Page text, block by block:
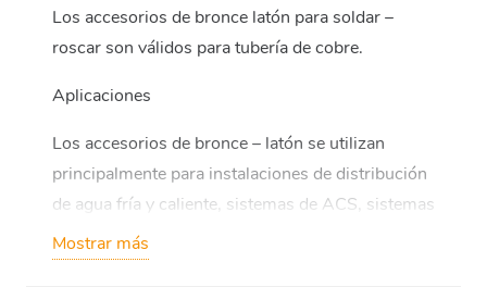
Los accesorios de bronce latón para soldar –
roscar son válidos para tubería de cobre.
Aplicaciones
Los accesorios de bronce – latón se utilizan
principalmente para instalaciones de distribución
de agua fría y caliente, sistemas de ACS, sistemas
de calefacción, así como para numerosas
aplicaciones de tipo industrial.
Mostrar más